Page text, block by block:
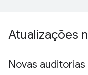
Atualizações
Novas auditorias